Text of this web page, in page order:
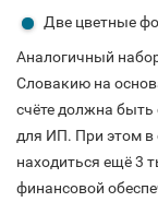
Две цветные
Аналогичный
Словакию на
счёте должна
для ИП. При этом в
находиться ещё 3
финансовой